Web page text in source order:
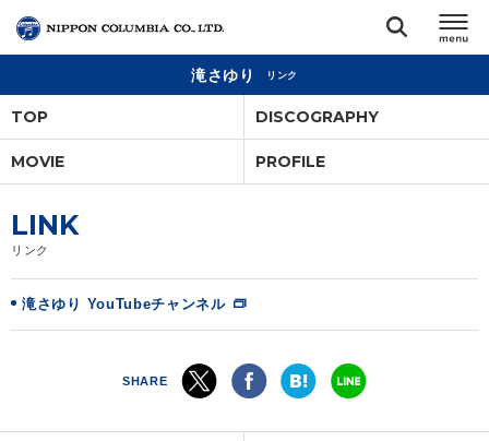
閉じる
アーティスト
ジャンル
滝さゆり リンク
TOP DISCOGRAPHY
MOVIE PROFILE
LINK
リンク
滝さゆり YouTubeチャンネル
SHARE